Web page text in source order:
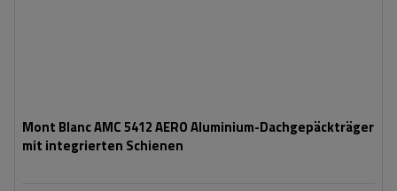
Mont Blanc AMC 5412 AERO Aluminium-Dachgepäckträger
mit integrierten Schienen